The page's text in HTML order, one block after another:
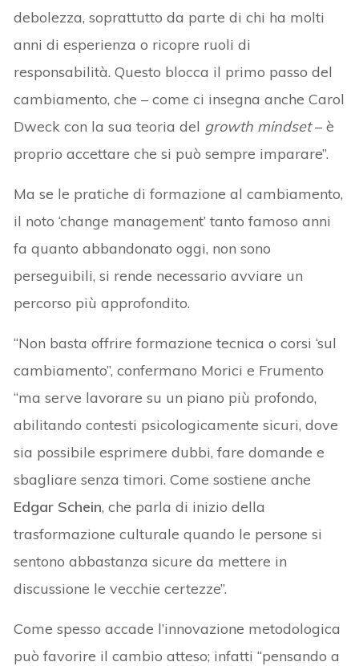
debolezza, soprattutto da parte di chi ha molti
anni di esperienza o ricopre ruoli di
responsabilità. Questo blocca il primo passo del
cambiamento, che – come ci insegna anche Carol
Dweck con la sua teoria del growth mindset– è
proprio accettare che si può sempre imparare”.
Ma se le pratiche di formazione al cambiamento,
il noto ‘change management’ tanto famoso anni
fa quanto abbandonato oggi, non sono
perseguibili, si rende necessario avviare un
percorso più approfondito.
“Non basta offrire formazione tecnica o corsi ‘sul
cambiamento”, confermano Morici e Frumento
“ma serve lavorare su un piano più profondo,
abilitando contesti psicologicamente sicuri, dove
sia possibile esprimere dubbi, fare domande e
sbagliare senza timori. Come sostiene anche
Edgar Schein, che parla di inizio della
trasformazione culturale quando le persone si
sentono abbastanza sicure da mettere in
discussione le vecchie certezze”.
Come spesso accade l’innovazione metodologica
può favorire il cambio atteso; infatti “pensando a